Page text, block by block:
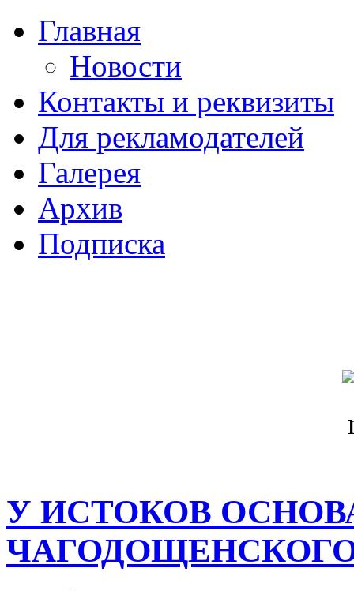
Главная
Новости
Контакты и реквизиты
Для рекламодателей
Галерея
Архив
Подписка
У ИСТОКОВ